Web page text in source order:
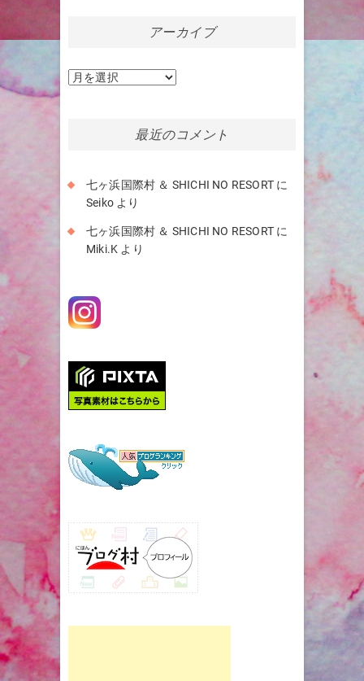
アーカイブ
ア
最近のコメント
七ヶ浜国際村 ＆ SHICHI NO RESORT に
Seiko より
七ヶ浜国際村 ＆ SHICHI NO RESORT に
Miki.K より